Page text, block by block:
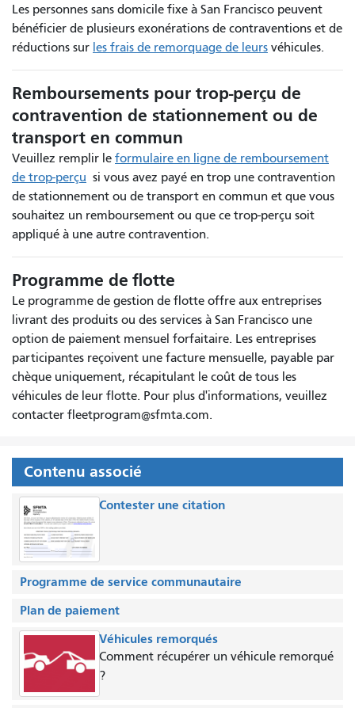
Les personnes sans domicile fixe à San Francisco peuvent
bénéficier de plusieurs exonérations de contraventions et de
réductions sur les frais de remorquage de leurs véhicules.
Remboursements pour trop-perçu de
contravention de stationnement ou de
transport en commun
Veuillez remplir le formulaire en ligne de remboursement
de trop-perçu si vous avez payé en trop une contravention
de stationnement ou de transport en commun et que vous
souhaitez un remboursement ou que ce trop-perçu soit
appliqué à une autre contravention.
Programme de flotte
Le programme de gestion de flotte offre aux entreprises
livrant des produits ou des services à San Francisco une
option de paiement mensuel forfaitaire. Les entreprises
participantes reçoivent une facture mensuelle, payable par
chèque uniquement, récapitulant le coût de tous les
véhicules de leur flotte. Pour plus d'informations, veuillez
contacter fleetprogram@sfmta.com.
Contenu associé
Contester une citation
Programme de service communautaire
Plan de paiement
Véhicules remorqués
Comment récupérer un véhicule remorqué
?